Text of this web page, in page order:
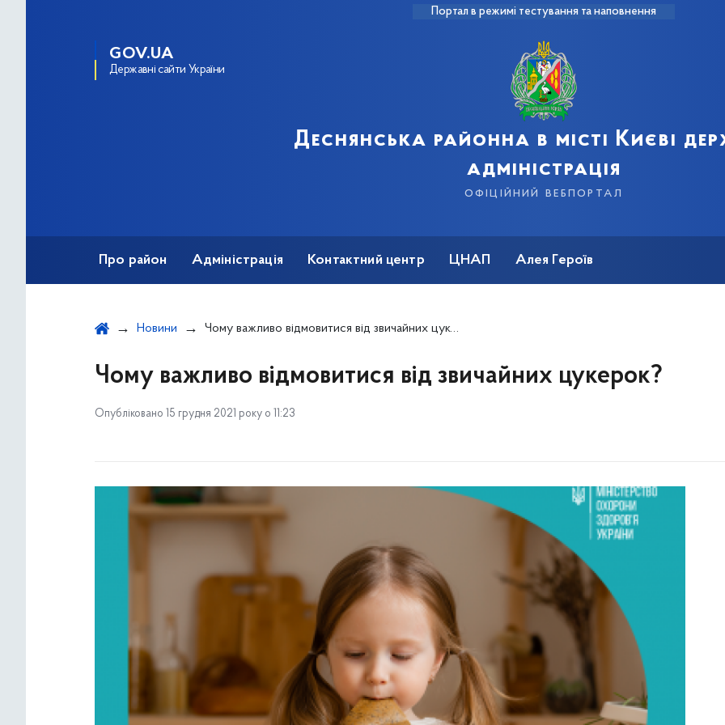
Портал в режимі тестування та наповнення
GOV.UA
Державні сайти України
Деснянська районна в місті Києві
адміністрація
офіційний вебпортал
Про район Адміністрація Контактний центр ЦНАП Алея Героїв
Новини Чому важливо відмовитися від звичайних цукерок?
Чому важливо відмовитися від звичайних цукерок?
Опубліковано 15 грудня 2021 року о 11:23